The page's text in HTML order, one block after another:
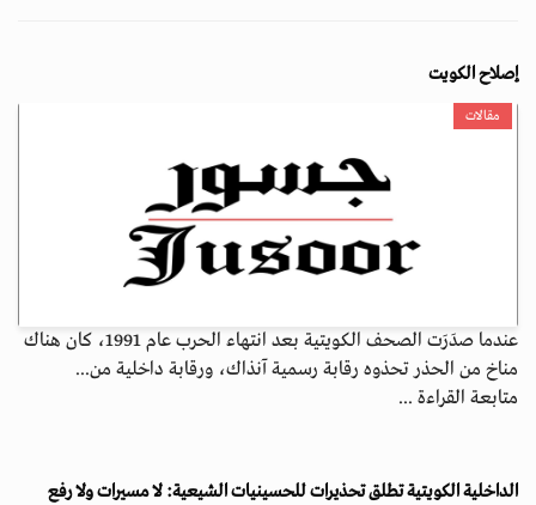
إصلاح الكويت
مقالات
عندما صدَرَت الصحف الكويتية بعد انتهاء الحرب عام 1991، كان هناك
مناخ من الحذر تحذوه رقابة رسمية آنذاك، ورقابة داخلية من...
متابعة القراءة ...
الداخلية الكويتية تطلق تحذيرات للحسينيات الشيعية: لا مسيرات ولا رفع